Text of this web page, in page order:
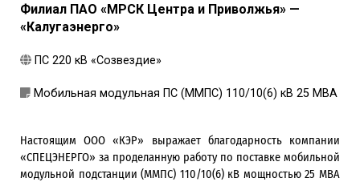
Филиал ПАО «МРСК Центра и Приволжья» —
«Калугаэнерго»
ПС 220 кВ «Созвездие»
Мобильная модульная ПС (ММПС) 110/10(6) кВ 25 МВА
Настоящим ООО «КЭР» выражает благодарность компании
«СПЕЦЭНЕРГО» за проделанную работу по поставке мобильной
модульной подстанции (ММПС) 110/10(6) кВ мощностью 25 МВА